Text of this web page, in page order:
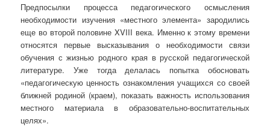
Предпосылки процесса педагогического осмысления
необходимости изучения «местного элемента» зародились
еще во второй половине XVIII века. Именно к этому времени
относятся первые высказывания о необходимости связи
обучения с жизнью родного края в русской педагогической
литературе. Уже тогда делалась попытка обосновать
«педагогическую ценность ознакомления учащихся со своей
ближней родиной (краем), показать важность использования
местного материала в образовательно-воспитательных
целях».